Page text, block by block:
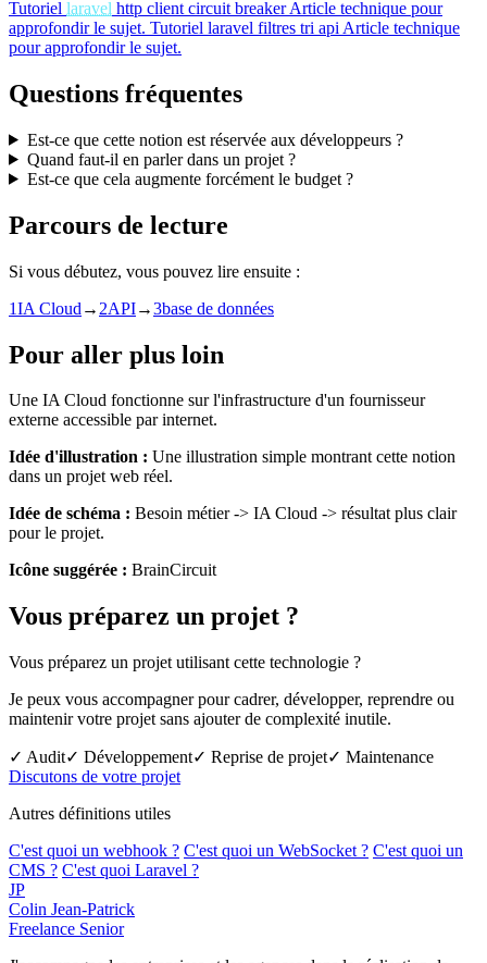
Tutoriel laravel http client circuit breaker Article technique pour
approfondir le sujet. Tutoriel laravel filtres tri api Article technique
pour approfondir le sujet.
Questions fréquentes
Est-ce que cette notion est réservée aux développeurs ?
Quand faut-il en parler dans un projet ?
Est-ce que cela augmente forcément le budget ?
Parcours de lecture
Si vous débutez, vous pouvez lire ensuite :
1IA Cloud → 2API→3base de données
Pour aller plus loin
Une IA Cloud fonctionne sur l'infrastructure d'un fournisseur
externe accessible par internet.
Idée d'illustration : Une illustration simple montrant cette notion
dans un projet web réel.
Idée de schéma : Besoin métier -> IA Cloud -> résultat plus clair
pour le projet.
Icône suggérée : BrainCircuit
Vous préparez un projet ?
Vous préparez un projet utilisant cette technologie ?
Je peux vous accompagner pour cadrer, développer, reprendre ou
maintenir votre projet sans ajouter de complexité inutile.
✓ Audit✓ Développement✓ Reprise de projet✓ Maintenance
Discutons de votre projet
Autres définitions utiles
C'est quoi un webhook ? C'est quoi un WebSocket ? C'est quoi un
CMS ? C'est quoi Laravel ?
JP
Colin Jean-Patrick
Freelance Senior